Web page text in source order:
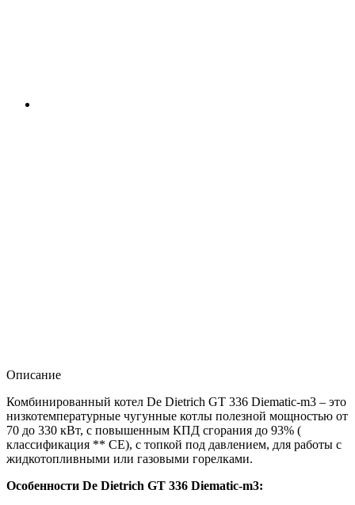
Описание
Комбинированный котел De Dietrich GT 336 Diematic-m3 – это
низкотемпературные чугунные котлы полезной мощностью от
70 до 330 кВт, с повышенным КПД сгорания до 93% (
классификация ** CE), с топкой под давлением, для работы с
жидкотопливными или газовыми горелками.
Особенности De Dietrich GT 336 Diematic-m3: